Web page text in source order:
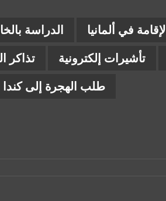
الإقامة في ألمانيا الدراسة
تأشيرات إلكترونية تذاكر
طلب الهجرة إلى كندا